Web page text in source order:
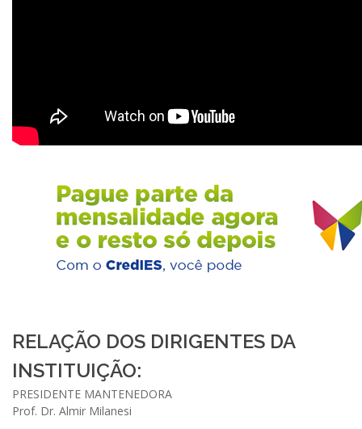
RELAÇÃO DOS DIRIGENTES DA
INSTITUIÇÃO:
PRESIDENTE MANTENEDORA
Prof. Dr. Almir Milanesi